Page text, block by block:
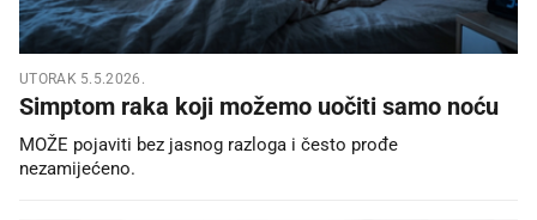
UTORAK 5.5.2026.
Simptom raka koji možemo uočiti samo noću
MOŽE pojaviti bez jasnog razloga i često prođe
nezamijećeno.